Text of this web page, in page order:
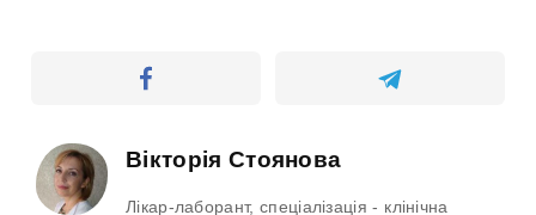
Вікторія Стоянова
Лікар-лаборант, спеціалізація - клінічна